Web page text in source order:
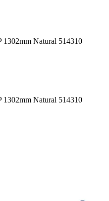
1302mm Natural 514310
1302mm Natural 514310